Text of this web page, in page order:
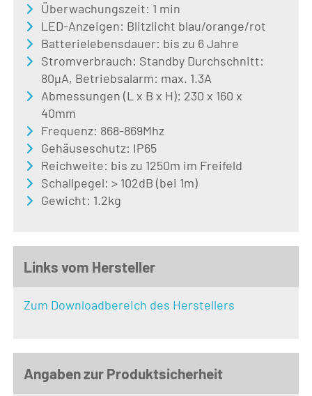
Überwachungszeit: 1 min
LED-Anzeigen: Blitzlicht blau/orange/rot
Batterielebensdauer: bis zu 6 Jahre
Stromverbrauch: Standby Durchschnitt:
80µA, Betriebsalarm: max. 1.3A
Abmessungen (L x B x H): 230 x 160 x
40mm
Frequenz: 868-869Mhz
Gehäuseschutz: IP65
Reichweite: bis zu 1250m im Freifeld
Schallpegel: > 102dB (bei 1m)
Gewicht: 1.2kg
Links vom Hersteller
Zum Downloadbereich des Herstellers
Angaben zur Produktsicherheit